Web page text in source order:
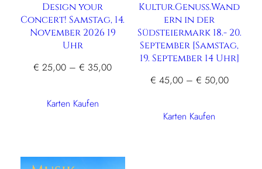
Design your
Concert! Samstag, 14.
November 2026 19
Uhr
€ 25,00 –€ 35,00Preisspanne:
Karten Kaufen
Kultur.Genuss.Wand
ern in der
Südsteiermark 18.- 20.
September [Samstag,
19. September 14 Uhr]
€ 45,00 – € 50,00
Karten Kaufen